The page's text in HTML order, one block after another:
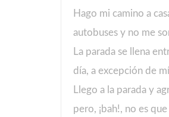
Hago mi camino a
autobuses y no me
La parada se llena
día, a excepción de
Llego a la parada y
pero, ¡bah!, no es